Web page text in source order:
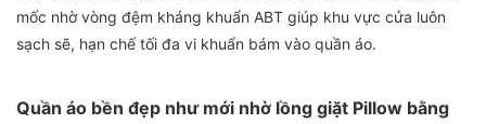
mốc nhờ vòng đệm kháng khuẩn ABT giúp khu vực cửa luôn
sạch sẽ, hạn chế tối đa vi khuẩn bám vào quần áo.
Quần áo bền đẹp như mới nhờ lồng giặt Pillow bằng